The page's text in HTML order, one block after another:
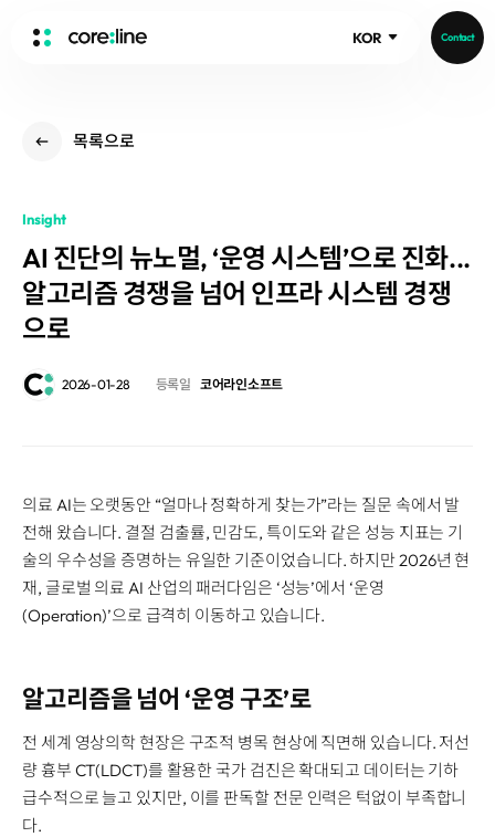
KOR Contact
ABOUT
History
Core Value
People
Recruit
Ethical Management
aview List
aview LCS Plus
aview LCS
aview CAC
aview NeuroCAD
aview BAS
aview RT ACS
aview Research
aview Modeler
Publications
Disclosure
Events
Blog
REQUEST A DEMO
목록으로
Insight
AI 진단의 뉴노멀, ‘운영 시스템’으로 진화...
알고리즘 경쟁을 넘어 인프라 시스템 경쟁
으로
2026-01-28 등록일 코어라인소프트
의료 AI는 오랫동안 “얼마나 정확하게 찾는가”라는 질문 속에서 발
전해 왔습니다. 결절 검출률, 민감도, 특이도와 같은 성능 지표는 기
술의 우수성을 증명하는 유일한 기준이었습니다. 하지만 2026년 현
재, 글로벌 의료 AI 산업의 패러다임은 ‘성능’에서 ‘운영
(Operation)’으로 급격히 이동하고 있습니다.
알고리즘을 넘어 ‘운영 구조’로
전 세계 영상의학 현장은 구조적 병목 현상에 직면해 있습니다. 저선
량 흉부 CT(LDCT)를 활용한 국가 검진은 확대되고 데이터는 기하
급수적으로 늘고 있지만, 이를 판독할 전문 인력은 턱없이 부족합니
다.